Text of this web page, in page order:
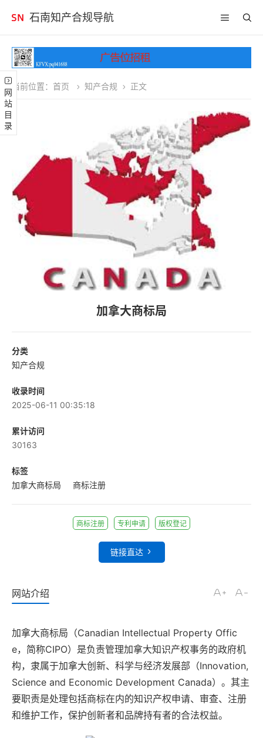
石南知产合规导航
网站目录
当前位置： 首页 知产合规 正文
加拿大商标局
分类
知产合规
收录时间
2025-06-11 00:35:18
累计访问
30163
标签
加拿大商标局
商标注册
商标注册 专利申请 版权登记
链接直达
网站介绍
加拿大商标局（Canadian Intellectual Property Offic
e，简称CIPO）是负责管理加拿大知识产权事务的政府机
构，隶属于加拿大创新、科学与经济发展部（Innovation,
Science and Economic Development Canada）。其主
要职责是处理包括商标在内的知识产权申请、审查、注册
和维护工作，保护创新者和品牌持有者的合法权益。